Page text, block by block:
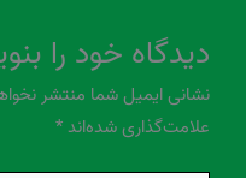
دیدگاه‌ خود را
نشانی ایمیل شما منتشر
علامت‌گذاری شده‌اند*